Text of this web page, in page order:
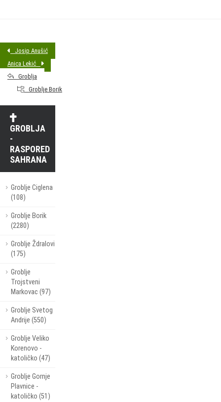
Josip Anušić
Anica Lekić
Groblja
Groblje Borik
GROBLJA
-
RASPORED
SAHRANA
Groblje Ciglena
(108)
Groblje Borik
(2280)
Groblje Ždralovi
(175)
Groblje
Trojstveni
Markovac (97)
Groblje Svetog
Andrije (550)
Groblje Veliko
Korenovo -
katoličko (47)
Groblje Gornje
Plavnice -
katoličko (51)